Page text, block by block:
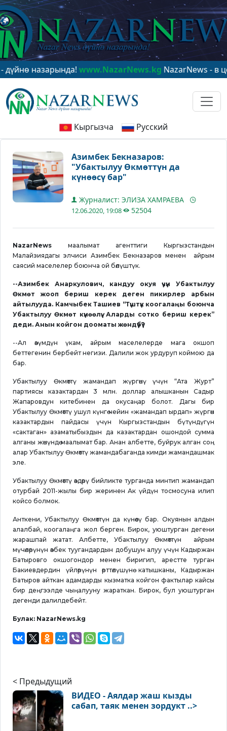
назарында!www.NazarNews.kgNazarNews - в центре
Кыргызча Русский
Азимбек Бекназаров:
"Убактылуу Өкмөттүн да
күнөөсү бар"
Журналист: ЭЛИЗА ХАМРАЕВА
12.06.2020, 19:08 52504
NazarNews маалымат агенттиги Кыргызстандын
Малайзиядагы элчиси Азимбек Бекназаров менен айрым
саясий маселелер боюнча ой бөлүштүк.
--Азимбек Анаркулович, кандуу окуя үчүн Убактылуу
Өкмөт жооп бериш керек деген пикирлер арбын
айтылууда. Камчыбек Ташиев “Түштүк коогалаңы боюнча
Убактылуу Өкмөт күнөөлүү. Аларды сотко бериш керек”
деди. Анын койгон дооматы жөндүүбү?
--Ал өзүмдүн үкам, айрым маселелерде мага окшоп
беттегенин бербейт негизи. Далили жок урдуруп коймою да
бар.
Убактылуу Өкмөттү жамандап жүргөнү үчүн “Ата Журт”
партиясы казактардан 3 млн. доллар алышканын Садыр
Жапаровдун китебинен да окусаңар болот. Дагы бир
Убактылуу Өкмөттү ушул күнгө чейин «жамандап ырдап» жүргөн
казактардын пайдасы үчүн Кыргызстандын бүтүндүгүн
«сактаган» азаматыбыздын да казактардан ошондой сумма
алганы жөнүндө маалымат бар. Анан албетте, буйрук алган соң
алар Убактылуу Өкмөттү жамандабаганда кимди жамандашмак
эле.
Убактылуу Өкмөттү өздөрү бийликте турганда минтип жамандап
отурбай 2011-жылы бир жеринен Ак үйдүн тосмосуна илип
койсо болмок.
Анткени, Убактылуу Өкмөттүн да күнөөсү бар. Окуянын алдын
алалбай, коогалаңга жол берген. Бирок, уюштурган дегени
жарашпай жатат. Албетте, Убактылуу Өкмөттүн айрым
мүчөлөрүнүн өзбек туугандардын добушун алуу үчүн Кадыржан
Батыровго окшогондор менен биригип, арестте турган
Бакиевдердин үйлөрүнүн өрттөлүшүнө катышканы, Кадыржан
Батыров айткан адамдарды кызматка койгон фактылар кайсы
бир деңгээлде чыңалууну жараткан. Бирок, бул уюштурган
дегенди далилдебейт.
Булак: NazarNews.kg
< Предыдущий
ВИДЕО - Аялдар жаш кызды
сабап, таяк менен зордукт ..>